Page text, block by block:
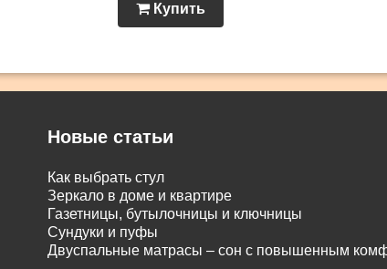
Купить
Новые статьи
Как выбрать стул
Зеркало в доме и квартире
Газетницы, бутылочницы и ключницы
Сундуки и пуфы
Двуспальные матрасы – сон с повышенным